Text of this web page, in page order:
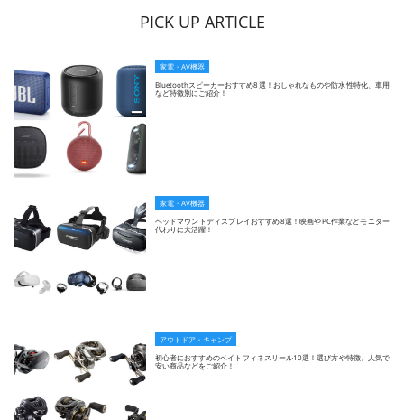
PICK UP ARTICLE
家電・AV機器
Bluetoothスピーカーおすすめ8選！おしゃれなものや防水性特化、車用
など特徴別にご紹介！
家電・AV機器
ヘッドマウントディスプレイおすすめ8選！映画やPC作業などモニター
代わりに大活躍！
アウトドア・キャンプ
初心者におすすめのベイトフィネスリール10選！選び方や特徴、人気で
安い商品などをご紹介！